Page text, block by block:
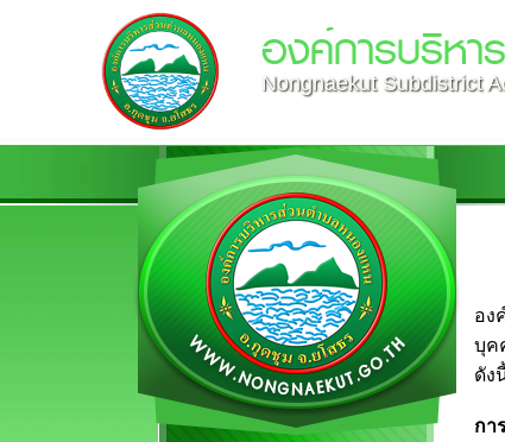
องค์การบริหา
Nongnaekut Subdistrict
อง
บุค
ดัง
กา